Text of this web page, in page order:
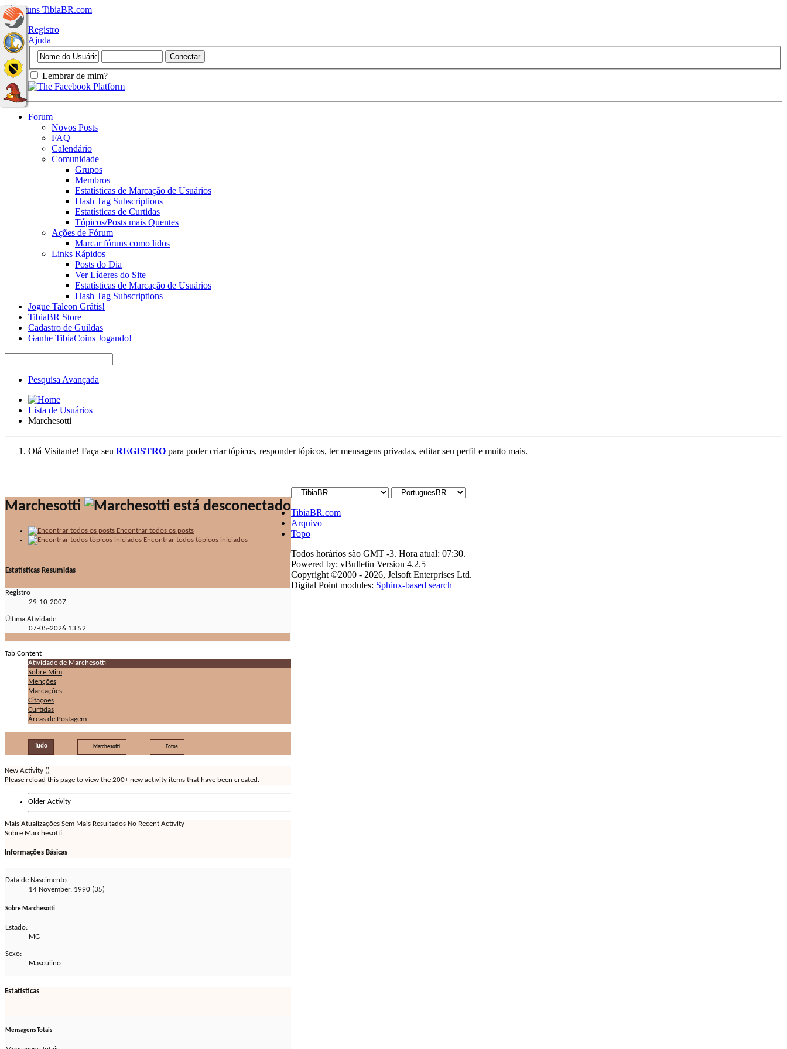
Registro
Ajuda
Lembrar de mim?
Forum
Novos Posts
FAQ
Calendário
Comunidade
Grupos
Membros
Estatísticas de Marcação de Usuários
Hash Tag Subscriptions
Estatísticas de Curtidas
Tópicos/Posts mais Quentes
Ações de Fórum
Marcar fóruns como lidos
Links Rápidos
Posts do Dia
Ver Líderes do Site
Estatísticas de Marcação de Usuários
Hash Tag Subscriptions
Jogue Taleon Grátis!
TibiaBR Store
Cadastro de Guildas
Ganhe TibiaCoins Jogando!
Pesquisa Avançada
Lista de Usuários
Marchesotti
Olá Visitante! Faça seu REGISTRO para poder criar tópicos, responder tópicos, ter mensagens privadas, editar seu perfil e muito mais.
Marchesotti
Encontrar todos os posts
Encontrar todos tópicos iniciados
Estatísticas Resumidas
Registro
29-10-2007
Última Atividade
07-05-2026 13:52
Tab Content
Atividade de Marchesotti
Sobre Mim
Menções
Marcações
Citações
Curtidas
Áreas de Postagem
Tudo Marchesotti Fotos
New Activity ()
Please reload this page to view the 200+ new activity items that have been created.
Older Activity
Mais Atualizações Sem Mais Resultados No Recent Activity
Sobre Marchesotti
Informações Básicas
Data de Nascimento
14 November, 1990 (35)
Sobre Marchesotti
Estado:
MG
Sexo:
Masculino
Estatísticas
Mensagens Totais
TibiaBR.com
Arquivo
Topo
Todos horários são GMT -3. Hora atual: 07:30.
Powered by: vBulletin Version 4.2.5
Copyright ©2000 - 2026, Jelsoft Enterprises Ltd.
Digital Point modules: Sphinx-based search